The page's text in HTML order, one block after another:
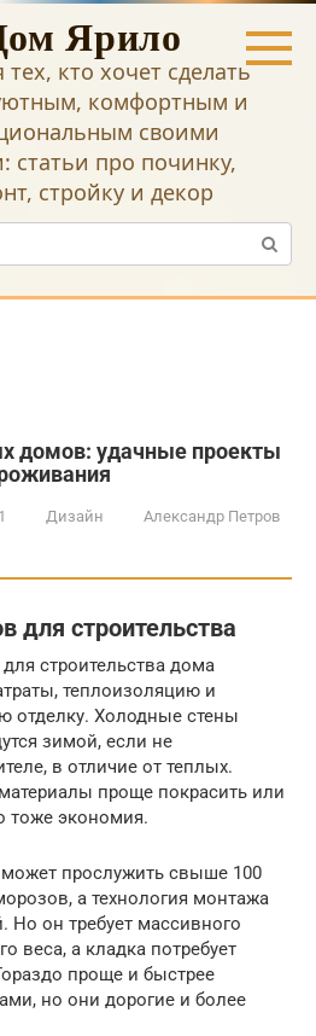
Ярило
тех, кто хочет сделать
комфортным и
своими
статьи про починку,
стройку и декор
домов: удачные проекты
Дизайн Александр Петров
для строительства
строительства дома
теплоизоляцию и
отделку. Холодные стены
зимой, если не
в отличие от теплых.
проще покрасить или
тоже экономия.
прослужить свыше 100
а технология монтажа
Но он требует массивного
веса, а кладка потребует
проще и быстрее
но они дорогие и более